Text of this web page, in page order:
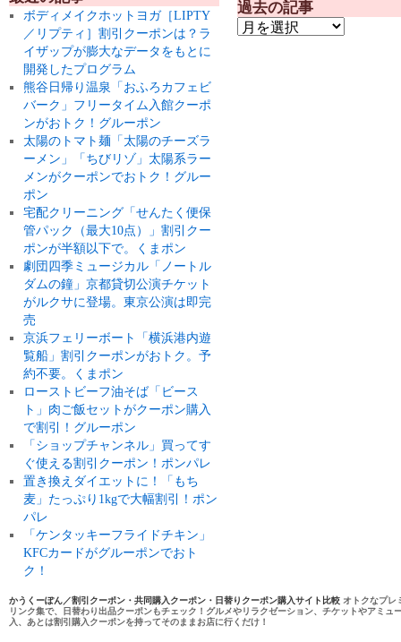
ボディメイクホットヨガ［LIPTY
／リプティ］割引クーポンは？ラ
イザップが膨大なデータをもとに
開発したプログラム
熊谷日帰り温泉「おふろカフェビ
バーク」フリータイム入館クーポ
ンがおトク！グルーポン
太陽のトマト麺「太陽のチーズラ
ーメン」「ちびリゾ」太陽系ラー
メンがクーポンでおトク！グルー
ポン
宅配クリーニング「せんたく便保
管パック（最大10点）」割引クー
ポンが半額以下で。くまポン
劇団四季ミュージカル「ノートル
ダムの鐘」京都貸切公演チケット
がルクサに登場。東京公演は即完
売
京浜フェリーボート「横浜港内遊
覧船」割引クーポンがおトク。予
約不要。くまポン
ローストビーフ油そば「ビース
ト」肉ご飯セットがクーポン購入
で割引！グルーポン
「ショップチャンネル」買ってす
ぐ使える割引クーポン！ポンパレ
置き換えダイエットに！「もち
麦」たっぷり1kgで大幅割引！ポン
パレ
「ケンタッキーフライドチキン」
KFCカードがグルーポンでおト
ク！
過去の記事
かうくーぽん／割引クーポン・共同購入クーポン・日替りクーポン購入サイト比較 オトクなプレ
リンク集で、日替わり出品クーポンもチェック！グルメやリラクゼーション、チケットやアミ
入、あとは割引購入クーポンを持ってそのままお店に行くだけ！